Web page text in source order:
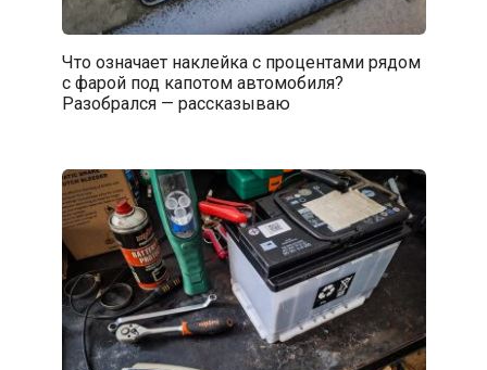
Что означает наклейка с процентами рядом
с фарой под капотом автомобиля?
Разобрался — рассказываю